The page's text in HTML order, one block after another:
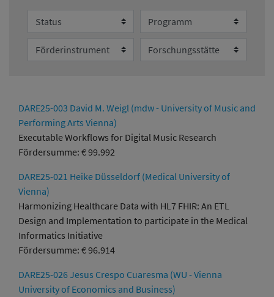
Status Programm
Förderinstrument Forschungsstätte
DARE25-003 David M. Weigl (mdw - University of Music and
Performing Arts Vienna)
Executable Workflows for Digital Music Research
Fördersumme: € 99.992
DARE25-021 Heike Düsseldorf (Medical University of
Vienna)
Harmonizing Healthcare Data with HL7 FHIR: An ETL
Design and Implementation to participate in the Medical
Informatics Initiative
Fördersumme: € 96.914
DARE25-026 Jesus Crespo Cuaresma (WU - Vienna
University of Economics and Business)